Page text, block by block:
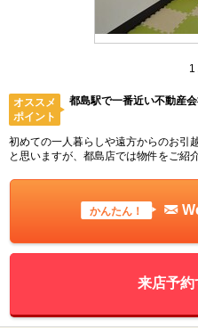
1
オススメ
ポイント
都島駅で一番近い不動産
初めての一人暮らしや遠方からのお引
と思いますが、都島店では物件をご紹
かんたん！
来店予約